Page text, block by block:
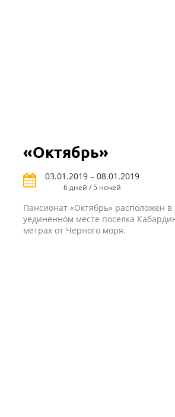
«Октябрь»
03.01.2019 – 08.01.2019
6 дней / 5 ночей
Пансионат «Октябрь» расположен в
уединенном месте поселка
метрах от Черного моря.